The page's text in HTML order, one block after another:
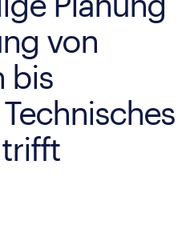
von
bis